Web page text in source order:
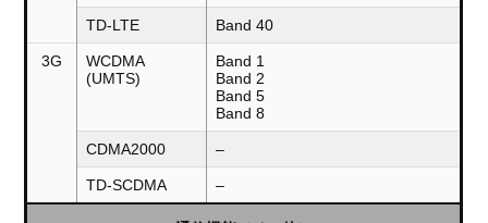
TD-LTE Band 40
3G
WCDMA
(UMTS)
Band 1
Band 2
Band 5
Band 8
CDMA2000 –
TD-SCDMA –